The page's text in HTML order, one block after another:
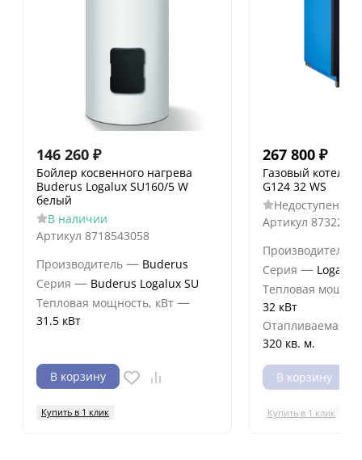
146 260 ₽
Бойлер косвенного нагрева
Buderus Logalux SU160/5 W
белый
В наличии
Артикул 8718543058
Производитель — Buderus
Серия — Buderus Logalux SU
Тепловая мощность, кВт —
31.5 кВт
В корзину
Купить в 1 клик
267 800 ₽
Газовый котел
G124 32 WS
Недоступен к
Артикул
Производитель
Серия — Logano
Тепловая
32 кВт
Отапливаемая
320 кв. м.
В корзину
Купить в 1 клик